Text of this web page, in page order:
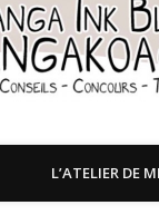
L’ATELIER DE